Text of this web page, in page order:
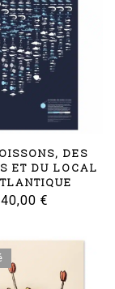
était :
30,00 €.
DES
ET DU LOCAL
40,00 €